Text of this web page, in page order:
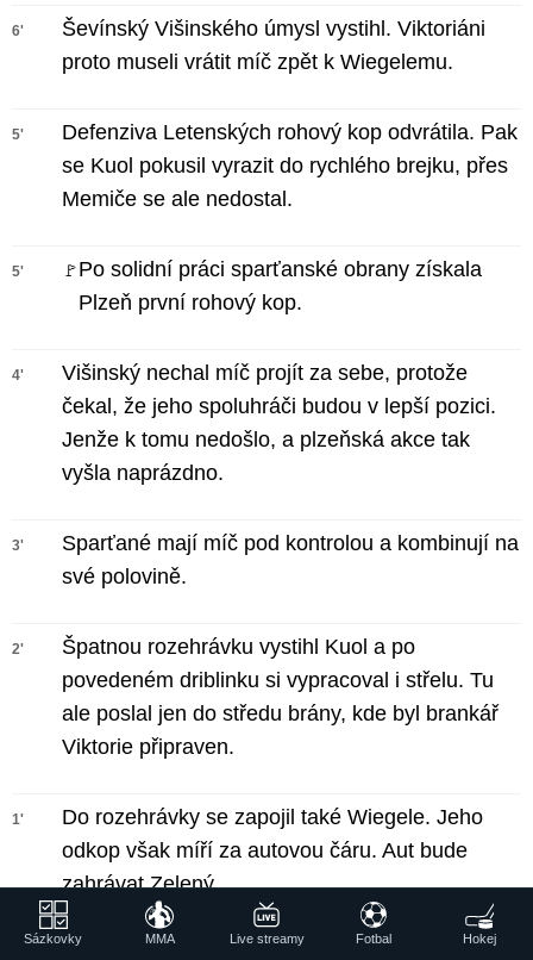
6'
Ševínský Višinského úmysl vystihl. Viktoriáni
proto museli vrátit míč zpět k Wiegelemu.
5'
Defenziva Letenských rohový kop odvrátila. Pak
se Kuol pokusil vyrazit do rychlého brejku, přes
Memiče se ale nedostal.
5' 🚩Po solidní práci sparťanské obrany získala
Plzeň první rohový kop.
4'
Višinský nechal míč projít za sebe, protože
čekal, že jeho spoluhráči budou v lepší pozici.
Jenže k tomu nedošlo, a plzeňská akce tak
vyšla naprázdno.
3'
Sparťané mají míč pod kontrolou a kombinují na
své polovině.
2'
Špatnou rozehrávku vystihl Kuol a po
povedeném driblinku si vypracoval i střelu. Tu
ale poslal jen do středu brány, kde byl brankář
Viktorie připraven.
1'
Do rozehrávky se zapojil také Wiegele. Jeho
odkop však míří za autovou čáru. Aut bude
zahrávat Zelený.
Sázkovky MMA Live streamy Fotbal Hokej